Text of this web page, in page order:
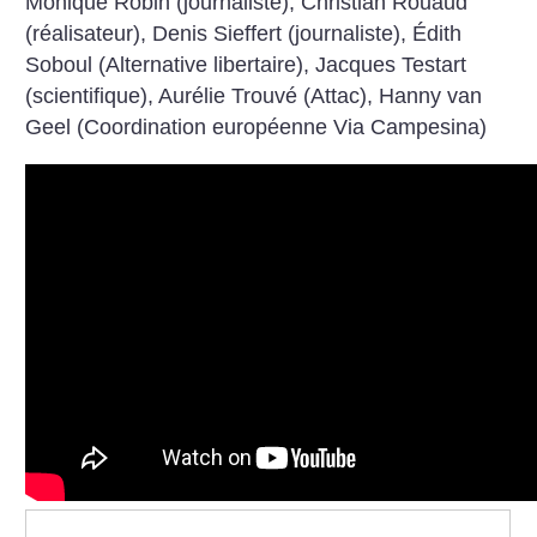
(réalisateur), Denis Sieffert (journaliste), Édith
Soboul (Alternative libertaire), Jacques Testart
(scientifique), Aurélie Trouvé (Attac), Hanny van
Geel (Coordination européenne Via Campesina)